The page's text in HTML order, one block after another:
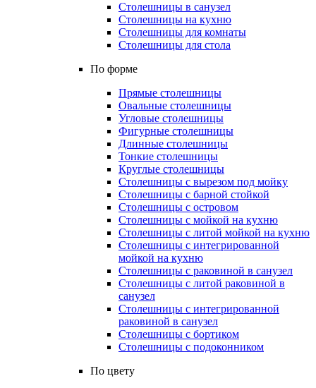
Столешницы в санузел
Столешницы на кухню
Столешницы для комнаты
Столешницы для стола
По форме
Прямые столешницы
Овальные столешницы
Угловые столешницы
Фигурные столешницы
Длинные столешницы
Тонкие столешницы
Круглые столешницы
Столешницы с вырезом под мойку
Столешницы с барной стойкой
Столешницы с островом
Столешницы с мойкой на кухню
Столешницы с литой мойкой на кухню
Столешницы с интегрированной
мойкой на кухню
Столешницы с раковиной в санузел
Столешницы с литой раковиной в
санузел
Столешницы с интегрированной
раковиной в санузел
Столешницы с бортиком
Столешницы с подоконником
По цвету